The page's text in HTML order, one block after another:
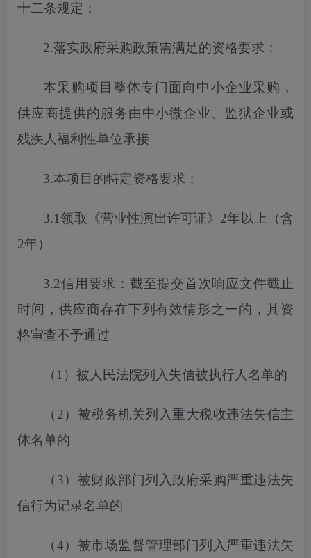
十二条规定；
2.落实政府采购政策需满足的资格要求：
本采购项目 整体专门面向中小企业采购，
供应商提供的服务由中小微企业、监狱企业或
残疾人福利性单位承接
3.本项目的特定资格要求：
3.1领取《营业性演出许可证》 2年以上（含
2年）
3.2信用要求：截至提交首次响应文件截止
时间，供应商存在下列有效情形之一的，其资
格审查不予通过
（ 1）被人民法院列入失信被执行人名单的
（ 2） 被税务机关列入重大税收违法失信主
体名单的
（ 3）被财政部门列入政府采购严重违法失
信行为记录名单的
（4）被市场监督管理部门列入严重违法失